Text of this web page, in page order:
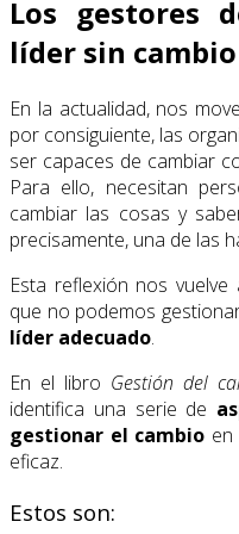
Los gestores
líder sin
En la actualidad, nos
por consiguiente, las
ser capaces de cambiar
Para ello, necesitan
cambiar las cosas y
precisamente, una de las
Esta reflexión nos
que no podemos
líder adecuado.
En el libro Gestión del
identifica una serie de
gestionar el cambio
eficaz.
Estos son: